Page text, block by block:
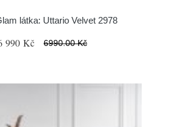
látka: Uttario Velvet 2978
990 Kč 6990.00 Kč